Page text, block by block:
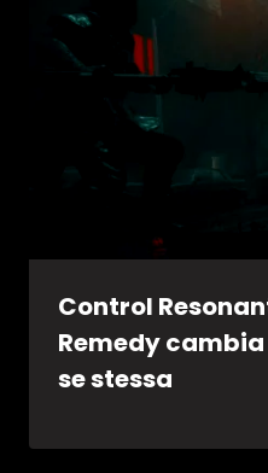
Control
Remedy
se stessa